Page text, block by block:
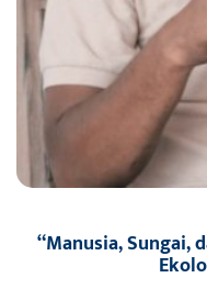
“Manusia, Sungai,